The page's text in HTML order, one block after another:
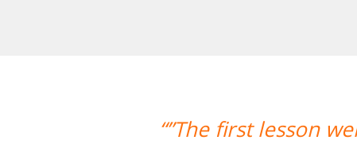
“”The first lesson